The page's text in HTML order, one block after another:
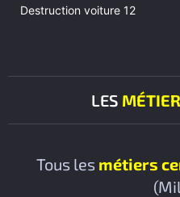
Destruction voiture 12
LES
Tous les métiers